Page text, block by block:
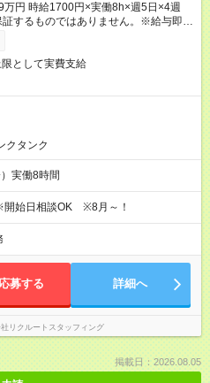
円 時給1700円×実働8h×週5日×4週
するものではありません。※給与即受
条件有）
として実費支給
クタンク
実働8時間
始日相談OK ※8月～！
応募する 詳細へ
リクルートスタッフィング
掲載日：2026.08.05